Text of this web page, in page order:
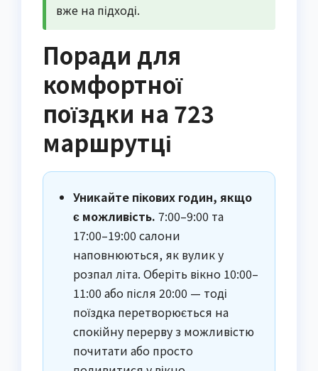
вже на підході.
Поради для
комфортної
поїздки на 723
маршрутці
Уникайте пікових годин, якщо
є можливість. 7:00–9:00 та
17:00–19:00 салони
наповнюються, як вулик у
розпал літа. Оберіть вікно 10:00–
11:00 або після 20:00 — тоді
поїздка перетворюється на
спокійну перерву з можливістю
почитати або просто